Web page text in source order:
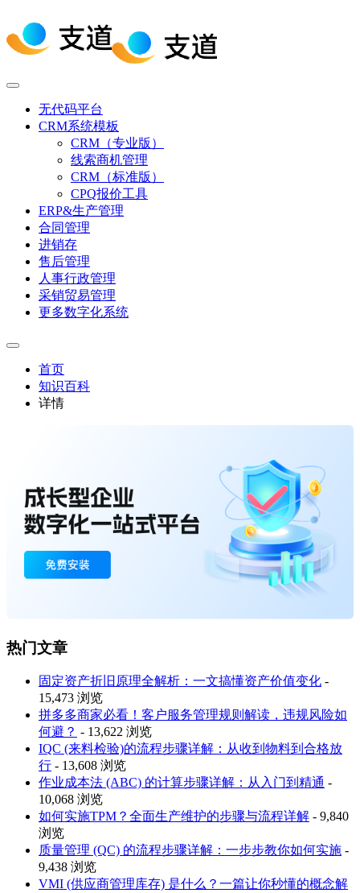
无代码平台
CRM系统模板
CRM（专业版）
线索商机管理
CRM（标准版）
CPQ报价工具
ERP&生产管理
合同管理
进销存
售后管理
人事行政管理
采销贸易管理
更多数字化系统
首页
知识百科
详情
热门文章
固定资产折旧原理全解析：一文搞懂资产价值变化 -
15,473 浏览
拼多多商家必看！客户服务管理规则解读，违规风险如
何避？ - 13,622 浏览
IQC (来料检验)的流程步骤详解：从收到物料到合格放
行 - 13,608 浏览
作业成本法 (ABC) 的计算步骤详解：从入门到精通 -
10,068 浏览
如何实施TPM？全面生产维护的步骤与流程详解 - 9,840
浏览
质量管理 (QC) 的流程步骤详解：一步步教你如何实施 -
9,438 浏览
VMI (供应商管理库存) 是什么？一篇让你秒懂的概念解